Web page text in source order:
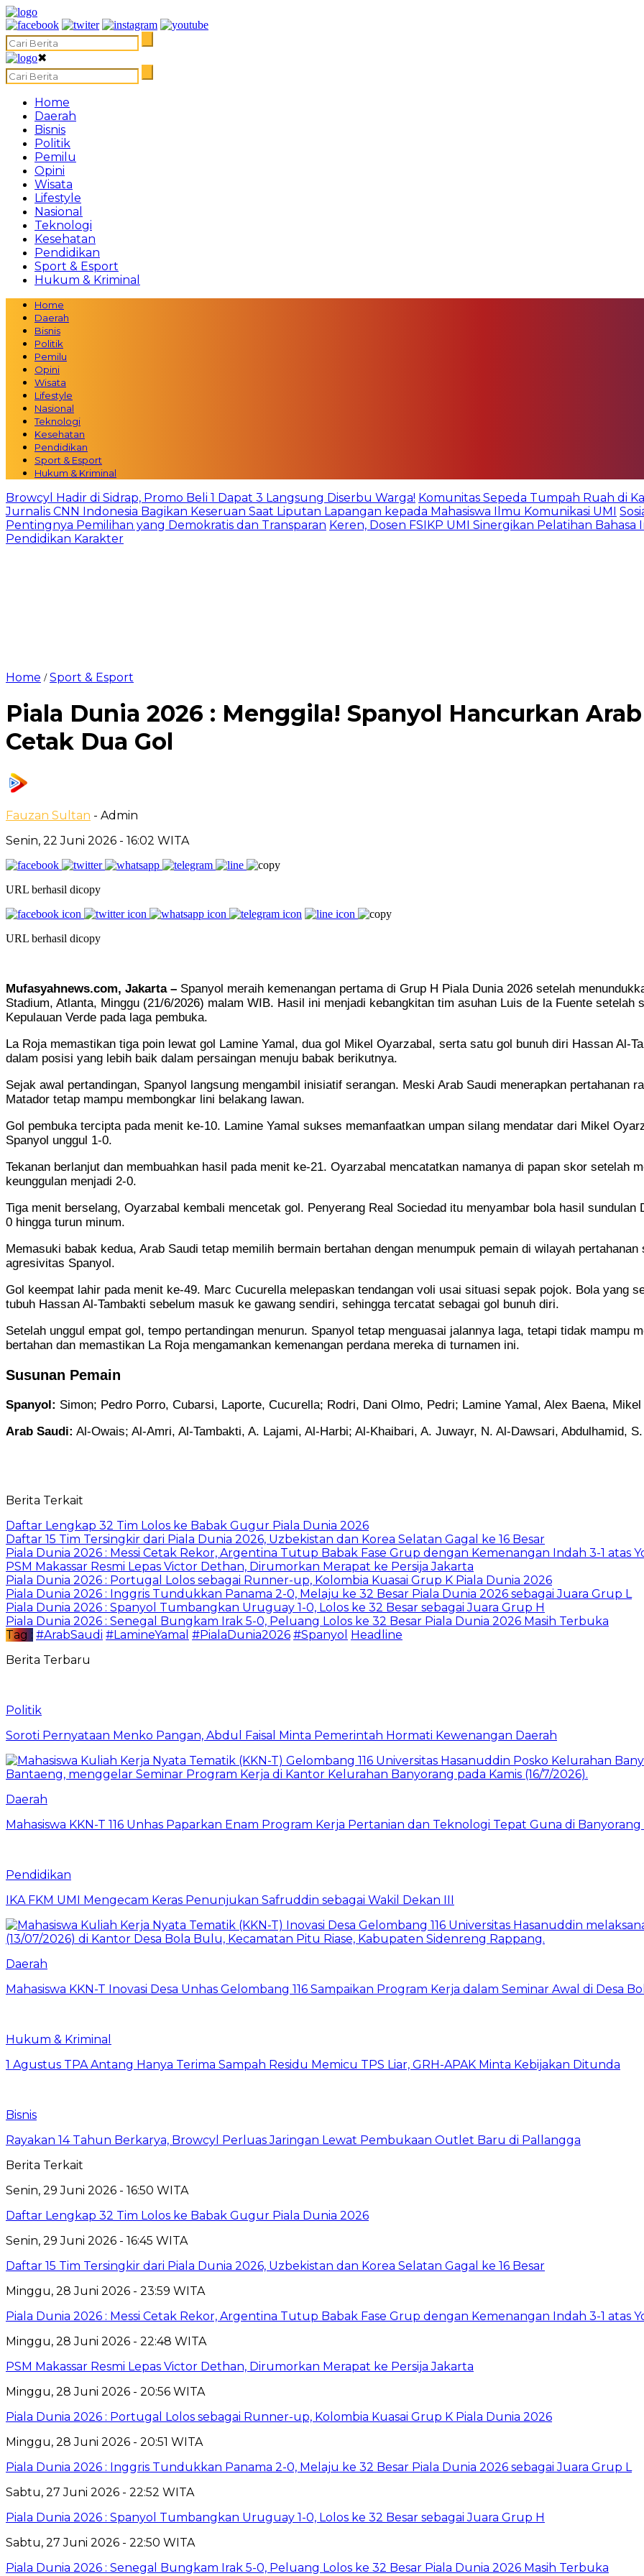
✖
Home
Daerah
Bisnis
Politik
Pemilu
Opini
Wisata
Lifestyle
Nasional
Teknologi
Kesehatan
Pendidikan
Sport & Esport
Hukum & Kriminal
Home
Daerah
Bisnis
Politik
Pemilu
Opini
Wisata
Lifestyle
Nasional
Teknologi
Kesehatan
Pendidikan
Sport & Esport
Hukum & Kriminal
Browcyl Hadir di Sidrap, Promo Beli 1 Dapat 3 Langsung Diserbu Warga! Komunitas Sepeda Tumpah Ruah di
Jurnalis CNN Indonesia Bagikan Keseruan Saat Liputan Lapangan kepada Mahasiswa Ilmu Komunikasi UMI
Pentingnya Pemilihan yang Demokratis dan Transparan Keren, Dosen FSIKP UMI Sinergikan Pelatihan
Pendidikan Karakter
Home /Sport & Esport
Piala Dunia 2026 : Menggila! Spanyol Hancurkan
Cetak Dua Gol
Fauzan Sultan - Admin
Senin, 22 Juni 2026 - 16:02 WITA
URL berhasil dicopy
URL berhasil dicopy
Mufasyahnews.com, Jakarta – Spanyol meraih kemenangan pertama di Grup H Piala Dunia 2026 setelah
Stadium, Atlanta, Minggu (21/6/2026) malam WIB. Hasil ini menjadi kebangkitan tim asuhan Luis de la Fuente setelah
Kepulauan Verde pada laga pembuka.
La Roja memastikan tiga poin lewat gol Lamine Yamal, dua gol Mikel Oyarzabal, serta satu gol bunuh diri Hassan Al-
dalam posisi yang lebih baik dalam persaingan menuju babak berikutnya.
Sejak awal pertandingan, Spanyol langsung mengambil inisiatif serangan. Meski Arab Saudi menerapkan pertahanan
Matador tetap mampu membongkar lini belakang lawan.
Gol pembuka tercipta pada menit ke-10. Lamine Yamal sukses memanfaatkan umpan silang mendatar dari Mikel
Spanyol unggul 1-0.
Tekanan berlanjut dan membuahkan hasil pada menit ke-21. Oyarzabal mencatatkan namanya di papan skor setelah
keunggulan menjadi 2-0.
Tiga menit berselang, Oyarzabal kembali mencetak gol. Penyerang Real Sociedad itu menyambar bola hasil
0 hingga turun minum.
Memasuki babak kedua, Arab Saudi tetap memilih bermain bertahan dengan menumpuk pemain di wilayah
agresivitas Spanyol.
Gol keempat lahir pada menit ke-49. Marc Cucurella melepaskan tendangan voli usai situasi sepak pojok. Bola yang
tubuh Hassan Al-Tambakti sebelum masuk ke gawang sendiri, sehingga tercatat sebagai gol bunuh diri.
Setelah unggul empat gol, tempo pertandingan menurun. Spanyol tetap menguasai jalannya laga, tetapi tidak mampu
bertahan dan memastikan La Roja mengamankan kemenangan perdana mereka di turnamen ini.
Susunan Pemain
Spanyol: Simon; Pedro Porro, Cubarsi, Laporte, Cucurella; Rodri, Dani Olmo, Pedri; Lamine Yamal, Alex Baena,
Arab Saudi: Al-Owais; Al-Amri, Al-Tambakti, A. Lajami, Al-Harbi; Al-Khaibari, A. Juwayr, N. Al-Dawsari, Abdulhamid,
Berita Terkait
Daftar Lengkap 32 Tim Lolos ke Babak Gugur Piala Dunia 2026
Daftar 15 Tim Tersingkir dari Piala Dunia 2026, Uzbekistan dan Korea Selatan Gagal ke 16 Besar
Piala Dunia 2026 : Messi Cetak Rekor, Argentina Tutup Babak Fase Grup dengan Kemenangan Indah 3-1 atas
PSM Makassar Resmi Lepas Victor Dethan, Dirumorkan Merapat ke Persija Jakarta
Piala Dunia 2026 : Portugal Lolos sebagai Runner-up, Kolombia Kuasai Grup K Piala Dunia 2026
Piala Dunia 2026 : Inggris Tundukkan Panama 2-0, Melaju ke 32 Besar Piala Dunia 2026 sebagai Juara Grup L
Piala Dunia 2026 : Spanyol Tumbangkan Uruguay 1-0, Lolos ke 32 Besar sebagai Juara Grup H
Piala Dunia 2026 : Senegal Bungkam Irak 5-0, Peluang Lolos ke 32 Besar Piala Dunia 2026 Masih Terbuka
Tag : #ArabSaudi #LamineYamal #PialaDunia2026 #Spanyol Headline
Berita Terbaru
Politik
Soroti Pernyataan Menko Pangan, Abdul Faisal Minta Pemerintah Hormati Kewenangan Daerah
Daerah
Mahasiswa KKN-T 116 Unhas Paparkan Enam Program Kerja Pertanian dan Teknologi Tepat Guna di Banyorang
Pendidikan
IKA FKM UMI Mengecam Keras Penunjukan Safruddin sebagai Wakil Dekan III
Daerah
Mahasiswa KKN-T Inovasi Desa Unhas Gelombang 116 Sampaikan Program Kerja dalam Seminar Awal di Desa
Hukum & Kriminal
1 Agustus TPA Antang Hanya Terima Sampah Residu Memicu TPS Liar, GRH-APAK Minta Kebijakan Ditunda
Bisnis
Rayakan 14 Tahun Berkarya, Browcyl Perluas Jaringan Lewat Pembukaan Outlet Baru di Pallangga
Berita Terkait
Senin, 29 Juni 2026 - 16:50 WITA
Daftar Lengkap 32 Tim Lolos ke Babak Gugur Piala Dunia 2026
Senin, 29 Juni 2026 - 16:45 WITA
Daftar 15 Tim Tersingkir dari Piala Dunia 2026, Uzbekistan dan Korea Selatan Gagal ke 16 Besar
Minggu, 28 Juni 2026 - 23:59 WITA
Piala Dunia 2026 : Messi Cetak Rekor, Argentina Tutup Babak Fase Grup dengan Kemenangan Indah 3-1 atas
Minggu, 28 Juni 2026 - 22:48 WITA
PSM Makassar Resmi Lepas Victor Dethan, Dirumorkan Merapat ke Persija Jakarta
Minggu, 28 Juni 2026 - 20:56 WITA
Piala Dunia 2026 : Portugal Lolos sebagai Runner-up, Kolombia Kuasai Grup K Piala Dunia 2026
Minggu, 28 Juni 2026 - 20:51 WITA
Piala Dunia 2026 : Inggris Tundukkan Panama 2-0, Melaju ke 32 Besar Piala Dunia 2026 sebagai Juara Grup L
Sabtu, 27 Juni 2026 - 22:52 WITA
Piala Dunia 2026 : Spanyol Tumbangkan Uruguay 1-0, Lolos ke 32 Besar sebagai Juara Grup H
Sabtu, 27 Juni 2026 - 22:50 WITA
Piala Dunia 2026 : Senegal Bungkam Irak 5-0, Peluang Lolos ke 32 Besar Piala Dunia 2026 Masih Terbuka